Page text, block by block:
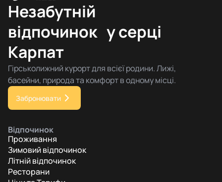
Незабутній
відпочинок у серці
Карпат
Гірськолижний курорт для всієї родини. Лижі,
басейни, природа та комфорт в одному місці.
Забронювати
Відпочинок
Проживання
Зимовий відпочинок
Літній відпочинок
Ресторани